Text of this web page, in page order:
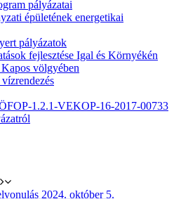
pályázatai
épületének energetikai
pályázatok
fejlesztése Igal és Környékén
Kapos völgyében
1.2.1-VEKOP-16-2017-00733
2024. október 5.